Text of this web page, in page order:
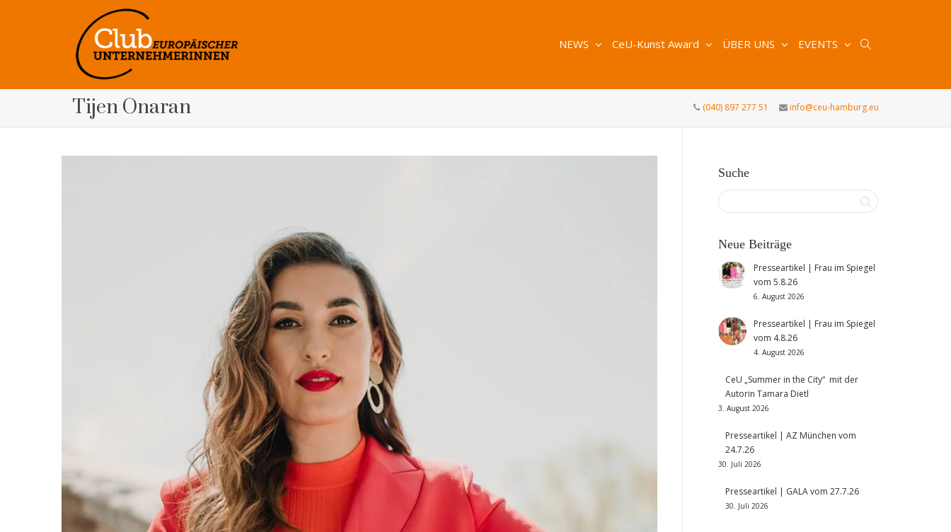
NEWS CeU-Kunst Award ÜBER UNS EVENTS
Tijen Onaran (040) 897 277 51 info@ceu-hamburg.eu
Suche
Neue Beiträge
Presseartikel | Frau im Spiegel
vom 5.8.26
6. August 2026
Presseartikel | Frau im Spiegel
vom 4.8.26
4. August 2026
CeU „Summer in the City“ mit der
Autorin Tamara Dietl
3. August 2026
Presseartikel | AZ München vom
24.7.26
30. Juli 2026
Presseartikel | GALA vom 27.7.26
30. Juli 2026